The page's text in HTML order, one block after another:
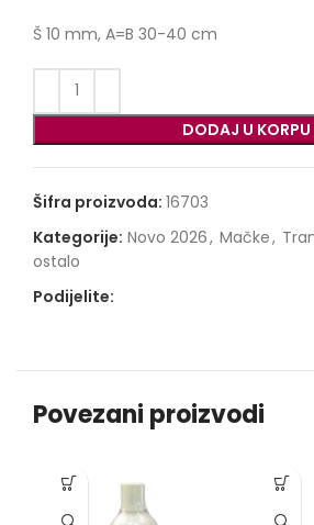
Š 10 mm, A=B 30-40 cm
DODAJ U KORPU
Šifra proizvoda: 16703
Kategorije: Novo 2026, Mačke,
ostalo
Podijelite:
Povezani proizvodi